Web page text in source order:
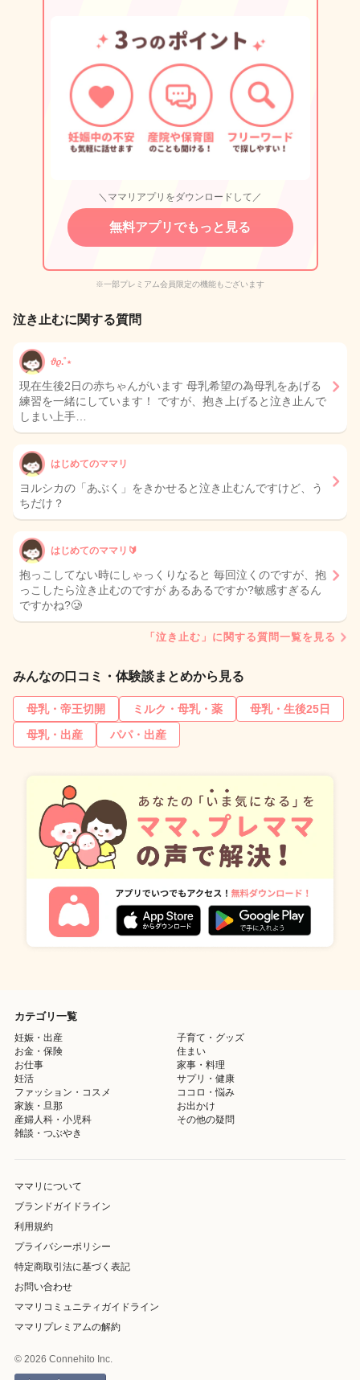
＼ママリアプリをダウンロードして／
無料アプリでもっと見る
※一部プレミアム会員限定の機能もございます
泣き止むに関する質問
𝜗𝜚.˚⋆
現在生後2日の赤ちゃんがいます 母乳希望の為母乳をあげる
練習を一緒にしています！ ですが、抱き上げると泣き止んで
しまい上手…
はじめてのママリ
ヨルシカの「あぶく」をきかせると泣き止むんですけど、う
ちだけ？
はじめてのママリ🔰
抱っこしてない時にしゃっくりなると 毎回泣くのですが、抱
っこしたら泣き止むのですが あるあるですか?敏感すぎるん
ですかね?🥲
「泣き止む」に関する質問一覧を見る
みんなの口コミ・体験談まとめから見る
母乳・帝王切開 ミルク・母乳・薬
母乳・生後25日
母乳・出産
パパ・出産
カテゴリ一覧
妊娠・出産
子育て・グッズ
お金・保険
住まい
お仕事
家事・料理
妊活
サプリ・健康
ファッション・コスメ
ココロ・悩み
家族・旦那
お出かけ
産婦人科・小児科
その他の疑問
雑談・つぶやき
ママリについて
ブランドガイドライン
利用規約
プライバシーポリシー
特定商取引法に基づく表記
お問い合わせ
ママリコミュニティガイドライン
ママリプレミアムの解約
© 2026 Connehito Inc.